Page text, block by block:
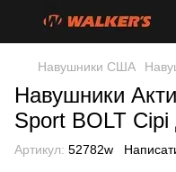
Навушники США
Навушники
Sport BOLT
Артикул: 52782w